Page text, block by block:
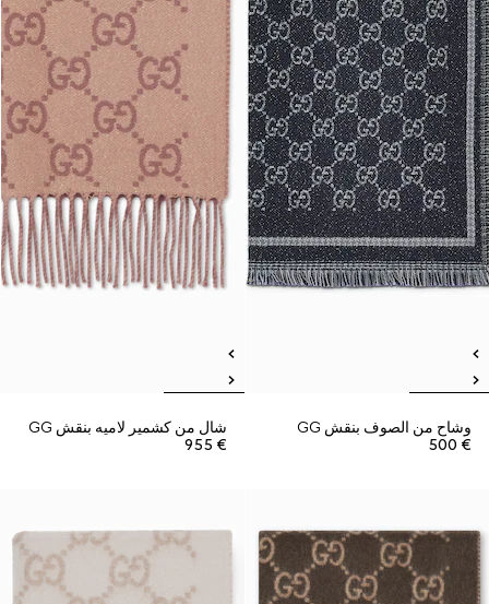
وشاح من الصوف بنقش GG
€ 500
شال من كشمير لاميه بنقش GG
€ 955